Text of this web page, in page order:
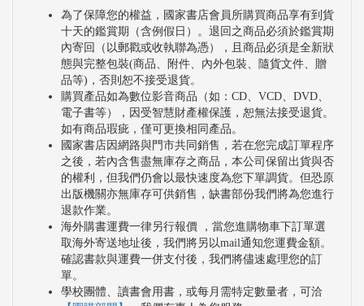
為了保障您的權益，國家書店會員所購買商品享有到貨
十天的鑑賞期（含例假日）。退回之商品必須於鑑賞期
內寄回（以郵戳或收執聯為憑），且商品必須是全新狀
態與完整包裝(商品、附件、內外包裝、隨貨文件、贈
品等)，否則恕不接受退貨。
購買產品如為數位影音商品（如：CD、VCD、DVD、
電子書等），因受智慧財產權保護，恕無法接受退貨。
如有商品瑕疵，僅可更換相同產品。
國家書店因網路與門市共同銷售，若在您完成訂單程序
之後，若內含售盡無庫存之商品，本公司保留出貨與否
的權利，但我們仍會以最快速度為您下單調貨。但恐原
出版機關亦無庫存可供銷售，缺書部份我們將為您進行
退款作業。
海外購書運費一律另行報價 ，當您進購物車下訂單選
取海外寄送地址後，我們將另以mail通知您運費金額。
確認書款與運費一併支付後，我們將儘速處理您的訂
單。
學校團體、讀書會用書，或每月需特定數量者，可洽